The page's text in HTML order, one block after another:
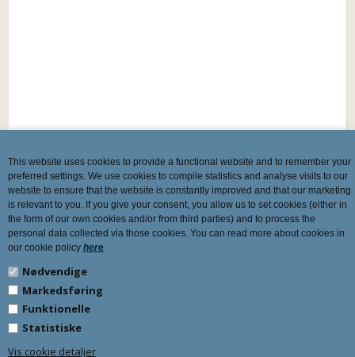
This website uses cookies to provide a functional website and to remember your
preferred settings. We use cookies to compile statistics and analyse visits to our
website to ensure that the website is constantly improved and that our marketing
is relevant to you. If you give your consent, you allow us to set cookies (either in
the form of our own cookies and/or from third parties) and to process the
personal data collected via those cookies. You can read more about cookies in
our cookie policy here
Nødvendige
Markedsføring
Funktionelle
Statistiske
Vis cookie detaljer